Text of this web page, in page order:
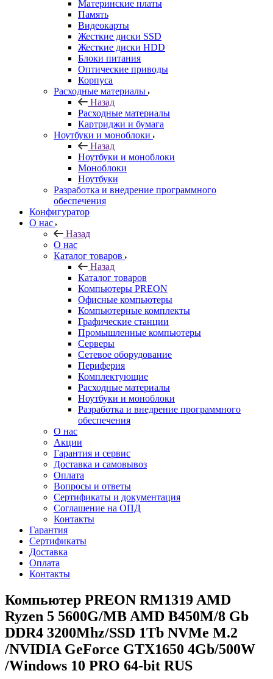
Материнские платы
Память
Видеокарты
Жесткие диски SSD
Жесткие диски HDD
Блоки питания
Оптические приводы
Корпуса
Расходные материалы
Назад
Расходные материалы
Картриджи и бумага
Ноутбуки и моноблоки
Назад
Ноутбуки и моноблоки
Моноблоки
Ноутбуки
Разработка и внедрение программного
обеспечения
Конфигуратор
О нас
Назад
О нас
Каталог товаров
Назад
Каталог товаров
Компьютеры PREON
Офисные компьютеры
Компьютерные комплекты
Графические станции
Промышленные компьютеры
Серверы
Сетевое оборудование
Периферия
Комплектующие
Расходные материалы
Ноутбуки и моноблоки
Разработка и внедрение программного
обеспечения
О нас
Акции
Гарантия и сервис
Доставка и самовывоз
Оплата
Вопросы и ответы
Сертификаты и документация
Соглашение на ОПД
Контакты
Гарантия
Сертификаты
Доставка
Оплата
Контакты
Компьютер PREON RM1319 AMD
Ryzen 5 5600G/MB AMD B450M/8 Gb
DDR4 3200Mhz/SSD 1Tb NVMe M.2
/NVIDIA GeForce GTX1650 4Gb/500W
/Windows 10 PRO 64-bit RUS